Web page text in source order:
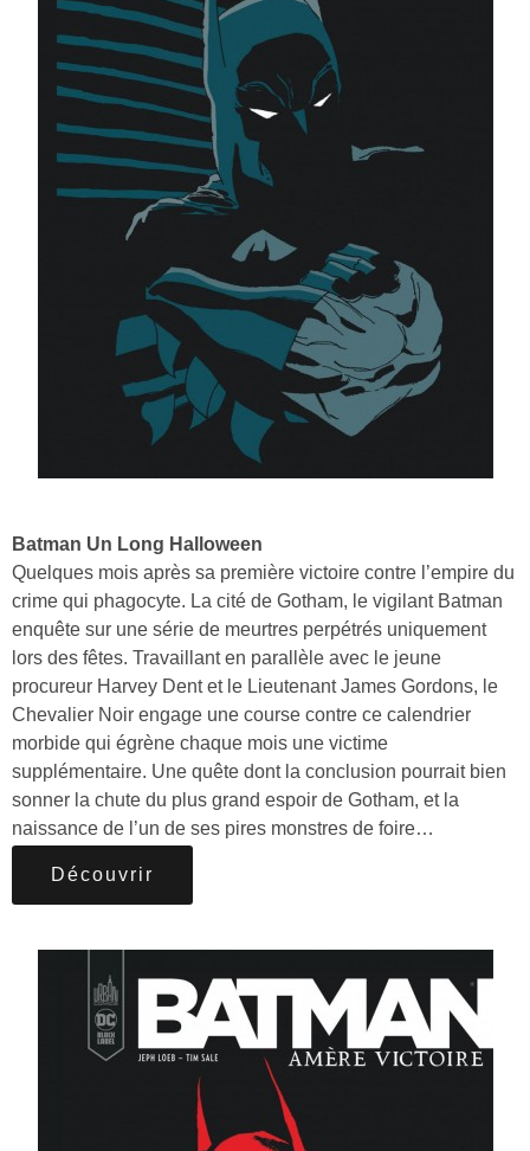
Batman Un Long Halloween
Quelques mois après sa première victoire contre l’empire du
crime qui phagocyte. La cité de Gotham, le vigilant Batman
enquête sur une série de meurtres perpétrés uniquement
lors des fêtes. Travaillant en parallèle avec le jeune
procureur Harvey Dent et le Lieutenant James Gordons, le
Chevalier Noir engage une course contre ce calendrier
morbide qui égrène chaque mois une victime
supplémentaire. Une quête dont la conclusion pourrait bien
sonner la chute du plus grand espoir de Gotham, et la
naissance de l’un de ses pires monstres de foire…
Découvrir